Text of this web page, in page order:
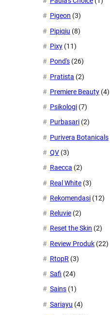
Pigeon (3)
Pipiqiu (8)
Pixy (11)
Pond's (26)
Pratista (2)
Premiere Beauty (4)
Psikologi (7)
Purbasari (2)
Purivera Botanicals
QV (3)
Raecca (2)
Real White (3)
Rekomendasi (12)
Reluvie (2)
Reset the Skin (2)
Review Produk (22)
RtopR (3)
Safi (24)
Sains (1)
Sariayu (4)